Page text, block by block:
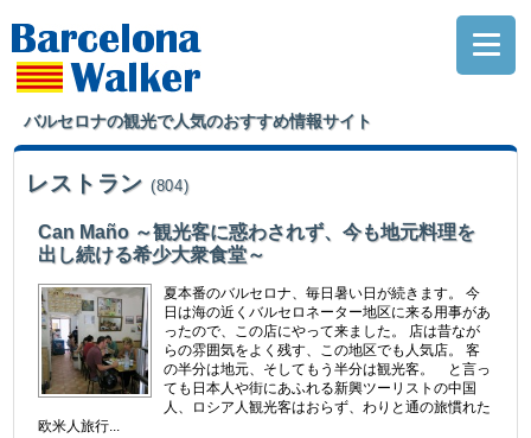
バルセロナの観光で人気のおすすめ情報サイト
レストラン (804)
Can Maño ～観光客に惑わされず、今も地元料理を
出し続ける希少大衆食堂～
夏本番のバルセロナ、毎日暑い日が続きます。 今
日は海の近くバルセロネーター地区に来る用事があ
ったので、この店にやって来ました。 店は昔なが
らの雰囲気をよく残す、この地区でも人気店。 客
の半分は地元、そしてもう半分は観光客。 と言っ
ても日本人や街にあふれる新興ツーリストの中国
人、ロシア人観光客はおらず、わりと通の旅慣れた
欧米人旅行...